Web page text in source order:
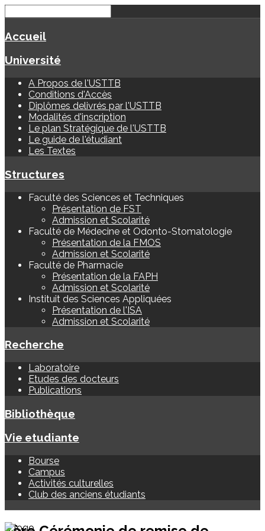
Accueil
Université
A Propos de l'USTTB
Conditions d'Accès
Diplômes delivrés par l'USTTB
Modalités d'inscription
Le plan Stratégique de l'USTTB
Le guide de l'étudiant
Les Textes
Structures
Faculté des Sciences et Techniques
Présentation de FST
Admission et Scolarité
Faculté de Médecine et Odonto-Stomatologie
Présentation de la FMOS
Admission et Scolarité
Faculté de Pharmacie
Présentation de la FAPH
Admission et Scolarité
Instituit des Sciences Appliquées
Présentation de l'ISA
Admission et Scolarité
Recherche
Laboratoire
Etudes des docteurs
Publications
Bibliothèque
Vie etudiante
Bourse
Campus
Activités culturelles
Club des anciens étudiants